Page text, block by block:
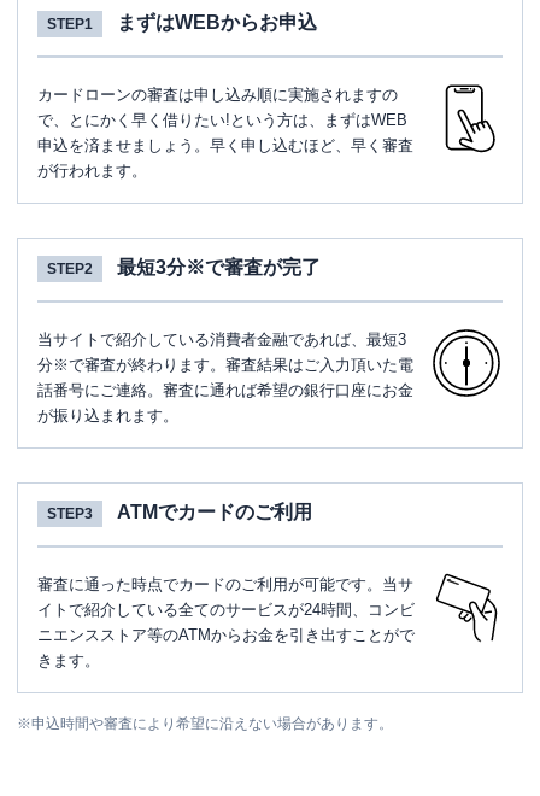
STEP1 まずはWEBからお申込
カードローンの審査は申し込み順に実施されますの
で、とにかく早く借りたい!という方は、まずはWEB
申込を済ませましょう。早く申し込むほど、早く審査
が行われます。
STEP2 最短3分※で審査が完了
当サイトで紹介している消費者金融であれば、最短3
分※で審査が終わります。審査結果はご入力頂いた電
話番号にご連絡。審査に通れば希望の銀行口座にお金
が振り込まれます。
STEP3 ATMでカードのご利用
審査に通った時点でカードのご利用が可能です。当サ
イトで紹介している全てのサービスが24時間、コンビ
ニエンスストア等のATMからお金を引き出すことがで
きます。
※申込時間や審査により希望に沿えない場合があります。